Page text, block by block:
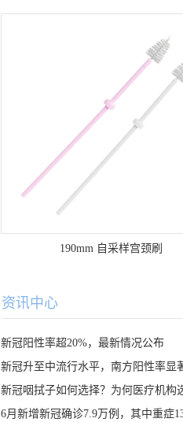
190mm 自采样宫颈刷
资讯中心
新冠阳性率超20%，最新情况公布
新冠升至中流行水平，南方阳性率显
6月新增新冠确诊7.9万例，其中重症